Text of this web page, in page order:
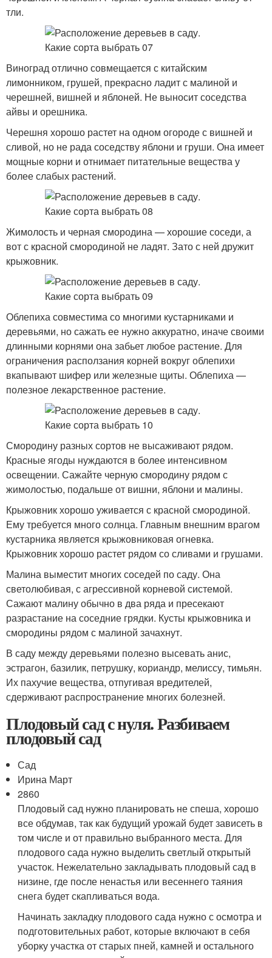
тли.
Виноград отлично совмещается с китайским
лимонником, грушей, прекрасно ладит с малиной и
черешней, вишней и яблоней. Не выносит соседства
айвы и орешника.
Черешня хорошо растет на одном огороде с вишней и
сливой, но не рада соседству яблони и груши. Она имеет
мощные корни и отнимает питательные вещества у
более слабых растений.
Жимолость и черная смородина — хорошие соседи, а
вот с красной смородиной не ладят. Зато с ней дружит
крыжовник.
Облепиха совместима со многими кустарниками и
деревьями, но сажать ее нужно аккуратно, иначе своими
длинными корнями она забьет любое растение. Для
ограничения расползания корней вокруг облепихи
вкапывают шифер или железные щиты. Облепиха —
полезное лекарственное растение.
Смородину разных сортов не высаживают рядом.
Красные ягоды нуждаются в более интенсивном
освещении. Сажайте черную смородину рядом с
жимолостью, подальше от вишни, яблони и малины.
Крыжовник хорошо уживается с красной смородиной.
Ему требуется много солнца. Главным внешним врагом
кустарника является крыжовниковая огневка.
Крыжовник хорошо растет рядом со сливами и грушами.
Малина выместит многих соседей по саду. Она
светолюбивая, с агрессивной корневой системой.
Сажают малину обычно в два ряда и пресекают
разрастание на соседние грядки. Кусты крыжовника и
смородины рядом с малиной зачахнут.
В саду между деревьями полезно высевать анис,
эстрагон, базилик, петрушку, кориандр, мелиссу, тимьян.
Их пахучие вещества, отпугивая вредителей,
сдерживают распространение многих болезней.
Плодовый сад с нуля. Разбиваем
плодовый сад
Сад
Ирина Март
2860
Плодовый сад нужно планировать не спеша, хорошо
все обдумав, так как будущий урожай будет зависеть в
том числе и от правильно выбранного места. Для
плодового сада нужно выделить светлый открытый
участок. Нежелательно закладывать плодовый сад в
низине, где после ненастья или весеннего таяния
снега будет скапливаться вода.
Начинать закладку плодового сада нужно с осмотра и
подготовительных работ, которые включают в себя
уборку участка от старых пней, камней и остального